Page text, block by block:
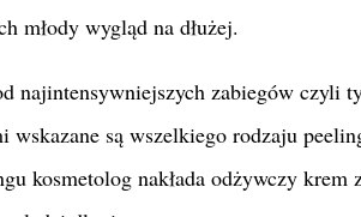
młody wygląd na dłużej.
najintensywniejszych zabiegów czyli
wskazane są wszelkiego rodzaju
kosmetolog nakłada odżywczy